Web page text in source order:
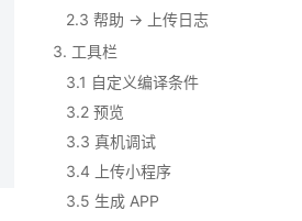
2.3 帮助 -> 上传日志
3. 工具栏
3.1 自定义编译条件
3.2 预览
3.3 真机调试
3.4 上传小程序
3.5 生成 APP